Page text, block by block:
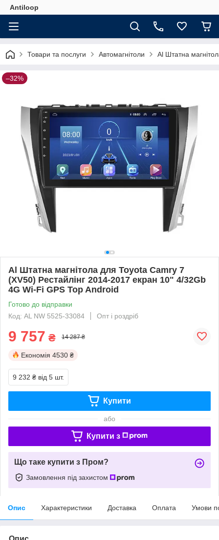
Antiloop
Товари та послуги Автомагнітоли Al Штатна
–32%
Al Штатна магнітола для Toyota Camry 7
(XV50) Рестайлінг 2014-2017 екран 10" 4/32Gb
4G Wi-Fi GPS Top Android
Готово до відправки
Код: AL NW 5525-33084
Опт і роздріб
9 757 ₴ 14 287 ₴
Економія 4530 ₴
9 232 ₴ від 5 шт.
Купити
або
Купити з
Що таке купити з Пром?
Замовлення під захистом
Опис Характеристики Доставка Оплата Умови